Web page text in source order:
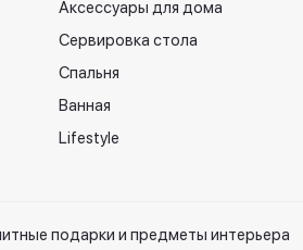
Аксессуары для дома
Сервировка стола
Спальня
Ванная
Lifestyle
подарки и предметы интерьера